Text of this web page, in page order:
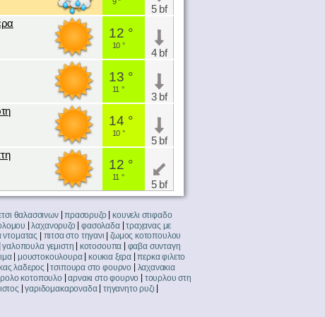
5 bf
12 °
10 °
4 bf
13 °
11 °
3 bf
14 °
10 °
5 bf
12 °
11 °
5 bf
θαλασσινων|πρασορυζο |κουνελι στιφαδο
|λαχανορυζο |φασολαδα|τραχανας με
ντοματας | πιτσα στο τηγανι |ζωμος κοτοπουλου
|γαλοπουλα γεμιστη κοτοσουπα
φαβα συνταγη
|μουστοκουλουρα| κουκια ξερα |περκα φιλετο
λαδερος |τσιπουρα στο φουρνο
λαχανακια
ρολο κοτοπουλο |αρνακι στο φουρνο
τουρλου στη
|γαριδομακαροναδα| τηγανητο ρυζι |